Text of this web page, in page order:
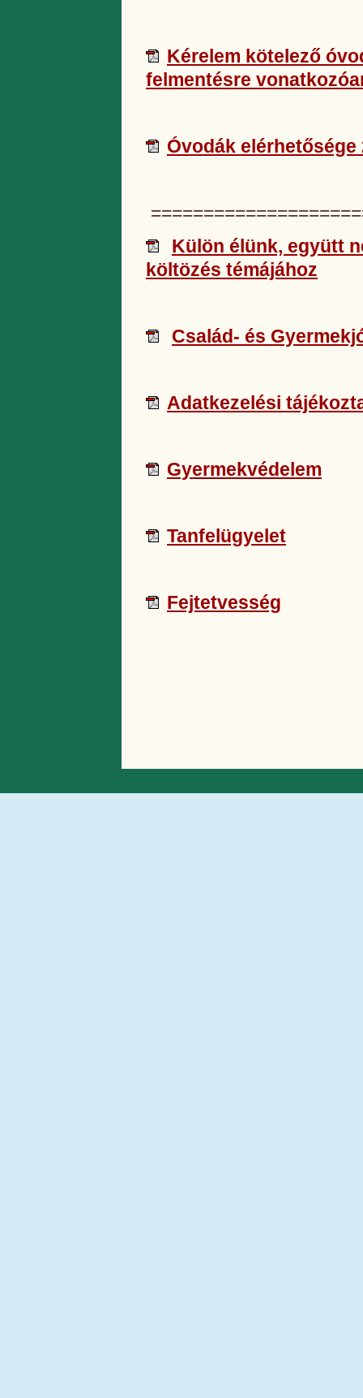
Kérelem kötelező
felmentésre
Óvodák elérhetősége
Külön élünk, együtt
költözés témájához
Család- és
Adatkezelési
Gyermekvédelem
Tanfelügyelet
Fejtetvesség